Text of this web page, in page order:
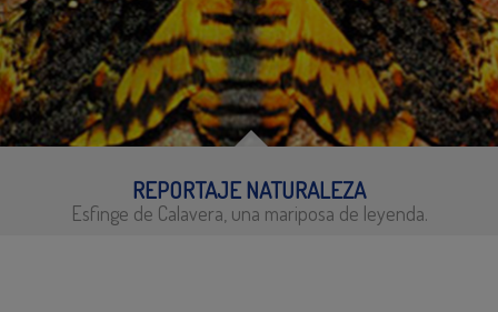
REPORTAJE NATURALEZA
Esfinge de Calavera, una mariposa de leyenda.